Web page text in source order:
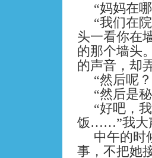
“妈妈在
“我们在
头一看你在
的那个墙头
的声音，却
“然后呢
“然后是
“好吧，
饭……”我大
中午的时
事，不把她